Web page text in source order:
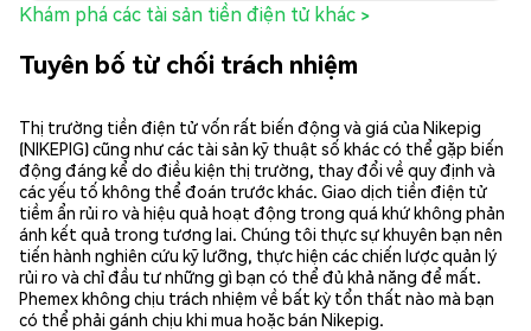
Khám phá các tài sản tiền điện tử khác >
Tuyên bố từ chối trách nhiệm
Thị trường tiền điện tử vốn rất biến động và giá của Nikepig
(NIKEPIG) cũng như các tài sản kỹ thuật số khác có thể gặp biến
động đáng kể do điều kiện thị trường, thay đổi về quy định và
các yếu tố không thể đoán trước khác. Giao dịch tiền điện tử
tiềm ẩn rủi ro và hiệu quả hoạt động trong quá khứ không phản
ánh kết quả trong tương lai. Chúng tôi thực sự khuyên bạn nên
tiến hành nghiên cứu kỹ lưỡng, thực hiện các chiến lược quản lý
rủi ro và chỉ đầu tư những gì bạn có thể đủ khả năng để mất.
Phemex không chịu trách nhiệm về bất kỳ tổn thất nào mà bạn
có thể phải gánh chịu khi mua hoặc bán Nikepig.